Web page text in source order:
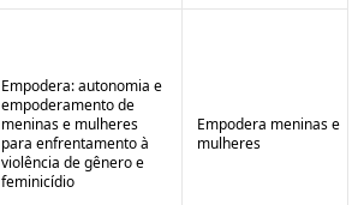
Empodera: autonomia e
empoderamento de
meninas e mulheres
para enfrentamento à
violência de gênero e
feminicídio
Empodera meninas e
mulheres